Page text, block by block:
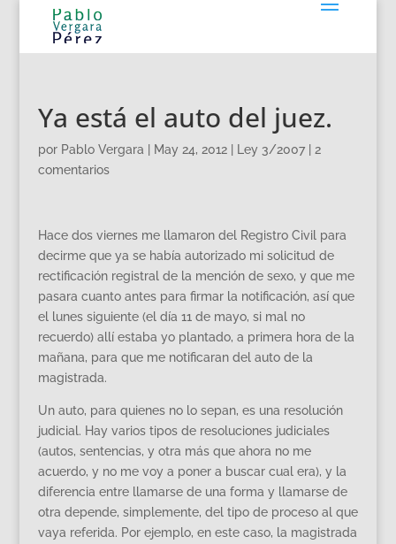
Ya está el auto del juez.
por Pablo Vergara May 24, 2012| Ley 3/2007| 2
comentarios
Hace dos viernes me llamaron del Registro Civil para
decirme que ya se había autorizado mi solicitud de
rectificación registral de la mención de sexo, y que me
pasara cuanto antes para firmar la notificación, así que
el lunes siguiente (el día 11 de mayo, si mal no
recuerdo) allí estaba yo plantado, a primera hora de la
mañana, para que me notificaran del auto de la
magistrada.
Un auto, para quienes no lo sepan, es una resolución
judicial. Hay varios tipos de resoluciones judiciales
(autos, sentencias, y otra más que ahora no me
acuerdo, y no me voy a poner a buscar cual era), y la
diferencia entre llamarse de una forma y llamarse de
otra depende, simplemente, del tipo de proceso al que
vaya referida. Por ejemplo, en este caso, la magistrada